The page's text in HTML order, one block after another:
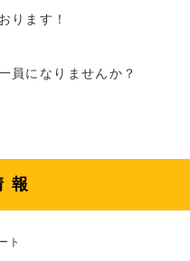
ります！
員になりませんか？
報
ト